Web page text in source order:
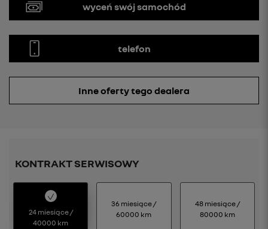
wyceń swój samochód
telefon
Inne oferty tego dealera
KONTRAKT SERWISOWY
24 miesiące /
40000 km
36 miesiące /
60000 km
48 miesiące /
80000 km